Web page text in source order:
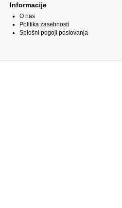
Informacije
O nas
Politika zasebnosti
Splošni pogoji poslovanja